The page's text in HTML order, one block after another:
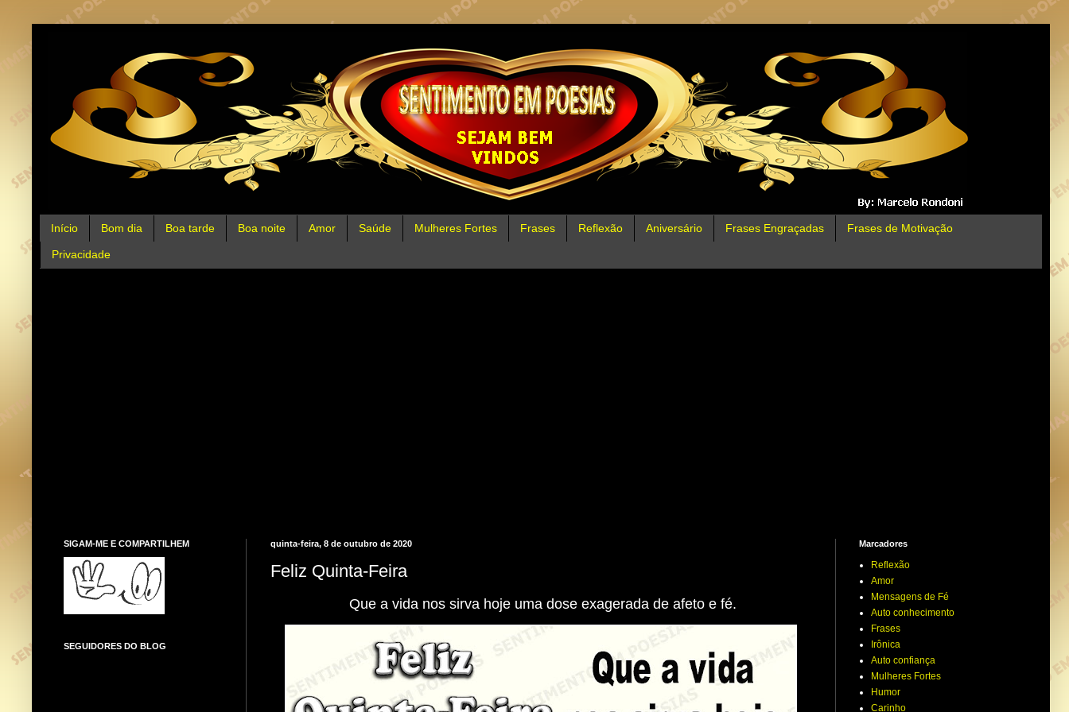
Início Bom dia Boa tarde Boa noite Amor Saúde Mulheres Fortes Frases Reflexão Aniversário Frases Engraçadas Frases de Motivação
Privacidade
quinta-feira, 8 de outubro de 2020
Feliz Quinta-Feira
Que a vida nos sirva hoje uma dose exagerada de afeto e fé.
SIGAM-ME E COMPARTILHEM
SEGUIDORES DO BLOG
Marcadores
Reflexão
Amor
Mensagens de Fé
Auto conhecimento
Frases
Irônica
Auto confiança
Mulheres Fortes
Humor
Carinho